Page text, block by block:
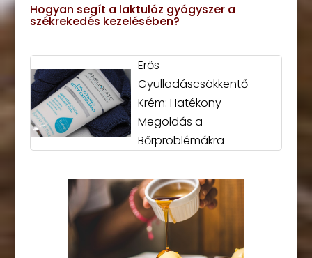
Hogyan segít a laktulóz gyógyszer a
székrekedés kezelésében?
Erős
Gyulladáscsökkentő
Krém: Hatékony
Megoldás a
Bőrproblémákra